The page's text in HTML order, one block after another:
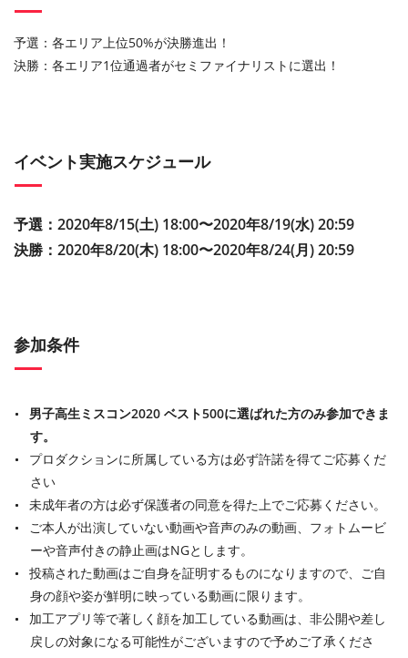
予選：各エリア上位50%が決勝進出！
決勝：各エリア1位通過者がセミファイナリストに選出！
イベント実施スケジュール
予選：2020年8/15(土) 18:00〜2020年8/19(水) 20:59
決勝：2020年8/20(木) 18:00〜2020年8/24(月) 20:59
参加条件
男子高生ミスコン2020 ベスト500に選ばれた方のみ参加できま
す。
プロダクションに所属している方は必ず許諾を得てご応募くだ
さい
未成年者の方は必ず保護者の同意を得た上でご応募ください。
ご本人が出演していない動画や音声のみの動画、フォトムービ
ーや音声付きの静止画はNGとします。
投稿された動画はご自身を証明するものになりますので、ご自
身の顔や姿が鮮明に映っている動画に限ります。
加工アプリ等で著しく顔を加工している動画は、非公開や差し
戻しの対象になる可能性がございますので予めご了承くださ